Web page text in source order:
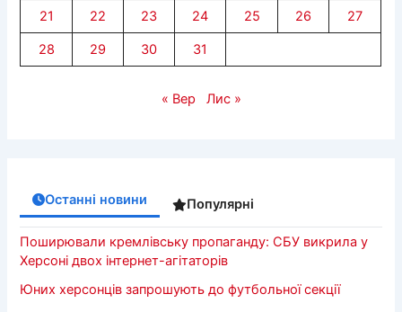
21 22 23 24 25 26 27
28 29 30 31
« Вер Лис »
Останні новини Популярні
Поширювали кремлівську пропаганду: СБУ викрила у
Херсоні двох інтернет-агітаторів
Юних херсонців запрошують до футбольної секції